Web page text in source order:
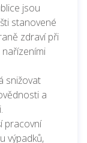
jsou
stanovené
zdraví při
snižovat
a
pracovní
výpadků,